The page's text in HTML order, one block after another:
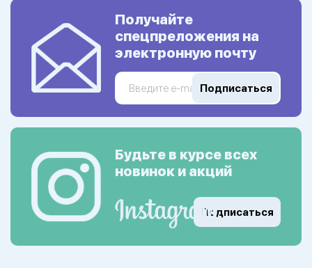
Получайте
спецпреложения на
электронную почту
Подписаться
Будьте в курсе всех
новинок и акций
Подписаться